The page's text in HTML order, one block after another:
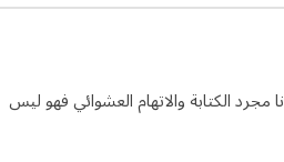
الكتابة والاتهام العشوائي فهو ليس